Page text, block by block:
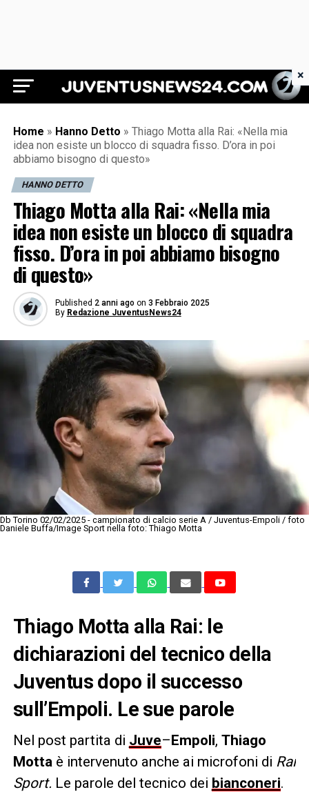
Juventus News 24
Home » Hanno Detto » Thiago Motta alla Rai: «Nella mia
idea non esiste un blocco di squadra fisso. D’ora in poi
abbiamo bisogno di questo»
HANNO DETTO
Thiago Motta alla Rai: «Nella mia
idea non esiste un blocco di squadra
fisso. D’ora in poi abbiamo bisogno
di questo»
Published 2 anni ago on 3 Febbraio 2025
By Redazione JuventusNews24
Db Torino 02/02/2025 - campionato di calcio serie A / Juventus-Empoli / foto
Daniele Buffa/Image Sport nella foto: Thiago Motta
Thiago Motta alla Rai: le
dichiarazioni del tecnico della
Juventus dopo il successo
sull’Empoli. Le sue parole
Nel post partita di Juve–Empoli, Thiago
Motta è intervenuto anche ai microfoni di Rai
Sport. Le parole del tecnico dei bianconeri.
×